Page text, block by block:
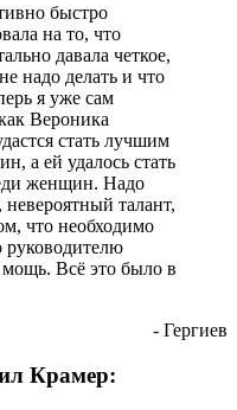
быстро
на то, что
давала четкое,
надо делать и что
я уже сам
Вероника
стать лучшим
а ей удалось стать
женщин. Надо
талант,
что необходимо
руководителю
Всё это было в
- Гергиев
Крамер: